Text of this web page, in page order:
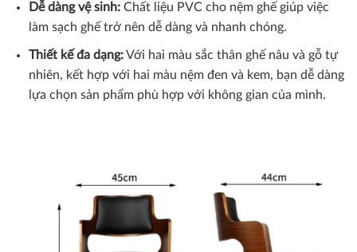
Dễ dàng vệ sinh:Chất liệu PVC cho nệm ghế giúp việc
làm sạch ghế trở nên dễ dàng và nhanh chóng.
Thiết kế đa dạng:Với hai màu sắc thân ghế nâu và gỗ tự
nhiên, kết hợp với hai màu nệm đen và kem, bạn dễ dàng
lựa chọn sản phẩm phù hợp với không gian của mình.